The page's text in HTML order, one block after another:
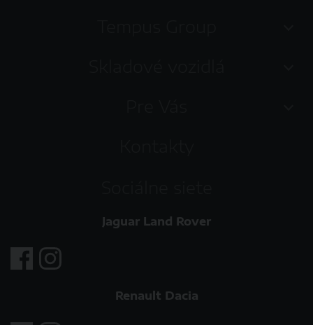
Jaguar Land Rover
Renault Dacia